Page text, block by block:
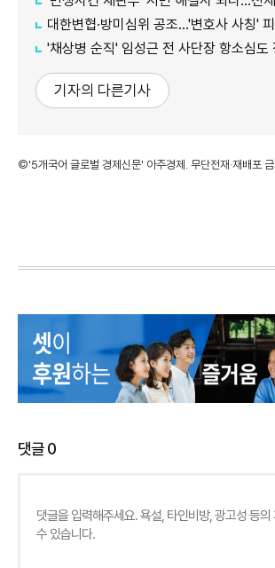
대한변협·방미심위 공조…'변호사 사칭' 피싱 사이트
'채상병 순직' 임성근 전 사단장 항소심도
기자의 다른기사
©'5개국어 글로벌 경제신문' 아주경제. 무단전재·재배포 금
댓글0